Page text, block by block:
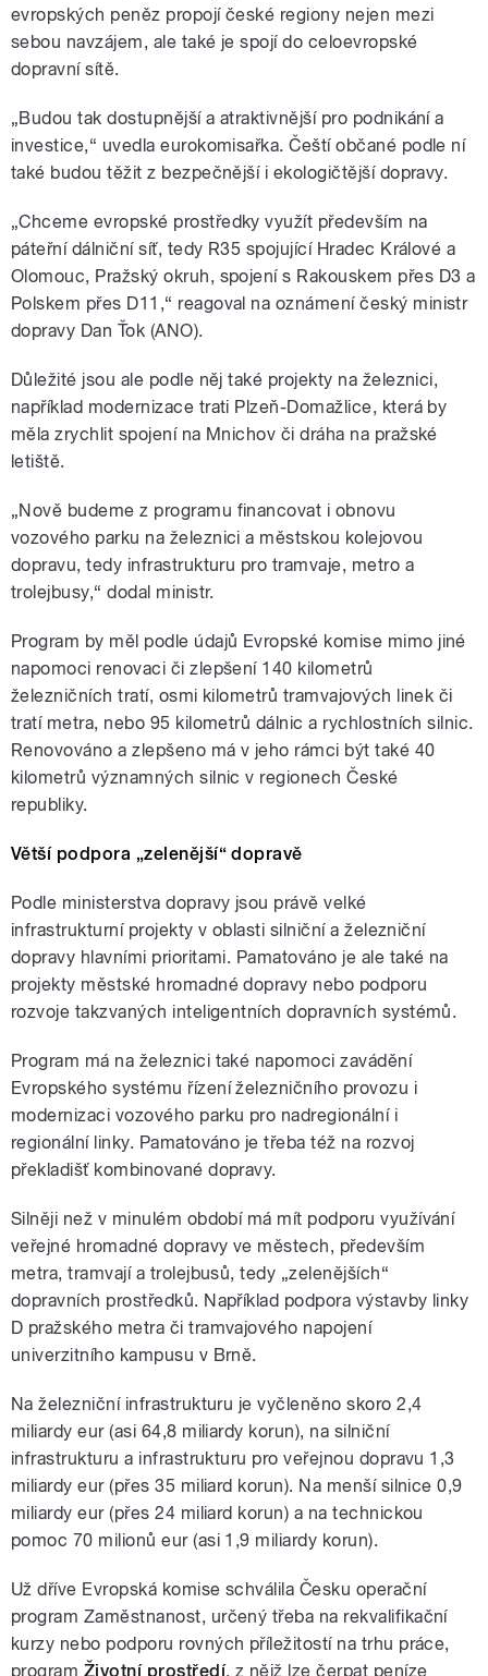
evropských peněz propojí české regiony nejen mezi
sebou navzájem, ale také je spojí do celoevropské
dopravní sítě.
„Budou tak dostupnější a atraktivnější pro podnikání a
investice,“ uvedla eurokomisařka. Čeští občané podle ní
také budou těžit z bezpečnější i ekologičtější dopravy.
„Chceme evropské prostředky využít především na
páteřní dálniční síť, tedy R35 spojující Hradec Králové a
Olomouc, Pražský okruh, spojení s Rakouskem přes D3 a
Polskem přes D11,“ reagoval na oznámení český ministr
dopravy Dan Ťok (ANO).
Důležité jsou ale podle něj také projekty na železnici,
například modernizace trati Plzeň-Domažlice, která by
měla zrychlit spojení na Mnichov či dráha na pražské
letiště.
„Nově budeme z programu financovat i obnovu
vozového parku na železnici a městskou kolejovou
dopravu, tedy infrastrukturu pro tramvaje, metro a
trolejbusy,“ dodal ministr.
Program by měl podle údajů Evropské komise mimo jiné
napomoci renovaci či zlepšení 140 kilometrů
železničních tratí, osmi kilometrů tramvajových linek či
tratí metra, nebo 95 kilometrů dálnic a rychlostních silnic.
Renovováno a zlepšeno má v jeho rámci být také 40
kilometrů významných silnic v regionech České
republiky.
Větší podpora „zelenější“ dopravě
Podle ministerstva dopravy jsou právě velké
infrastrukturní projekty v oblasti silniční a železniční
dopravy hlavními prioritami. Pamatováno je ale také na
projekty městské hromadné dopravy nebo podporu
rozvoje takzvaných inteligentních dopravních systémů.
Program má na železnici také napomoci zavádění
Evropského systému řízení železničního provozu i
modernizaci vozového parku pro nadregionální i
regionální linky. Pamatováno je třeba též na rozvoj
překladišť kombinované dopravy.
Silněji než v minulém období má mít podporu využívání
veřejné hromadné dopravy ve městech, především
metra, tramvají a trolejbusů, tedy „zelenějších“
dopravních prostředků. Například podpora výstavby linky
D pražského metra či tramvajového napojení
univerzitního kampusu v Brně.
Na železniční infrastrukturu je vyčleněno skoro 2,4
miliardy eur (asi 64,8 miliardy korun), na silniční
infrastrukturu a infrastrukturu pro veřejnou dopravu 1,3
miliardy eur (přes 35 miliard korun). Na menší silnice 0,9
miliardy eur (přes 24 miliard korun) a na technickou
pomoc 70 milionů eur (asi 1,9 miliardy korun).
Už dříve Evropská komise schválila Česku operační
program Zaměstnanost, určený třeba na rekvalifikační
kurzy nebo podporu rovných příležitostí na trhu práce,
program Životní prostředí, z nějž lze čerpat peníze